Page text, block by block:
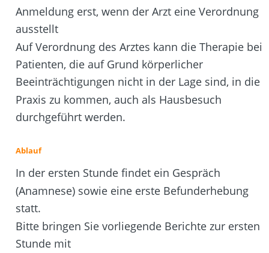
Anmeldung erst, wenn der Arzt eine Verordnung
ausstellt
Auf Verordnung des Arztes kann die Therapie bei
Patienten, die auf Grund körperlicher
Beeinträchtigungen nicht in der Lage sind, in die
Praxis zu kommen, auch als Hausbesuch
durchgeführt werden.
Ablauf
In der ersten Stunde findet ein Gespräch
(Anamnese) sowie eine erste Befunderhebung
statt.
Bitte bringen Sie vorliegende Berichte zur ersten
Stunde mit